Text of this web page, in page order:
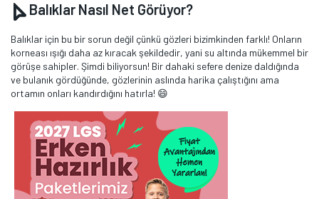
Balıklar Nasıl Net Görüyor?
Balıklar için bu bir sorun değil çünkü gözleri bizimkinden farklı! Onların
korneası ışığı daha az kıracak şekildedir, yani su altında mükemmel bir
görüşe sahipler. Şimdi biliyorsun! Bir dahaki sefere denize daldığında
ve bulanık gördüğünde, gözlerinin aslında harika çalıştığını ama
ortamın onları kandırdığını hatırla! 😄